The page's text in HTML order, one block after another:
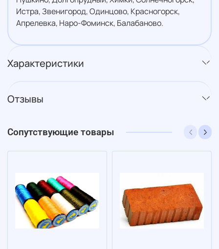
Истра, Звенигород, Одинцово, Красногорск,
Апрелевка, Наро-Фоминск, Балабаново.
Характеристики
Отзывы
Сопутствующие товары